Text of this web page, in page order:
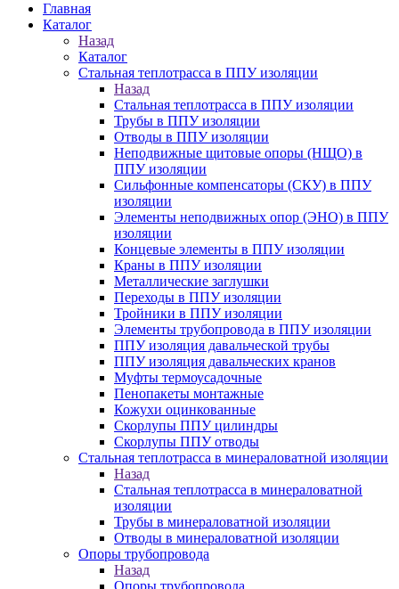
Главная
Каталог
Назад
Каталог
Стальная теплотрасса в ППУ изоляции
Назад
Стальная теплотрасса в ППУ изоляции
Трубы в ППУ изоляции
Отводы в ППУ изоляции
Неподвижные щитовые опоры (НЩО) в
ППУ изоляции
Cильфонные компенсаторы (СКУ) в ППУ
изоляции
Элементы неподвижных опор (ЭНО) в ППУ
изоляции
Концевые элементы в ППУ изоляции
Краны в ППУ изоляции
Металлические заглушки
Переходы в ППУ изоляции
Тройники в ППУ изоляции
Элементы трубопровода в ППУ изоляции
ППУ изоляция давальческой трубы
ППУ изоляция давальческих кранов
Муфты термоусадочные
Пенопакеты монтажные
Кожухи оцинкованные
Скорлупы ППУ цилиндры
Скорлупы ППУ отводы
Стальная теплотрасса в минераловатной изоляции
Назад
Стальная теплотрасса в минераловатной
изоляции
Трубы в минераловатной изоляции
Отводы в минераловатной изоляции
Опоры трубопровода
Назад
Опоры трубопровода